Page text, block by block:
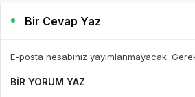
Bir Cevap Yaz
E-posta hesabınız yayımlanmayacak.
BIR YORUM YAZ